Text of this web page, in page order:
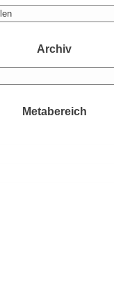
Archiv
Metabereich